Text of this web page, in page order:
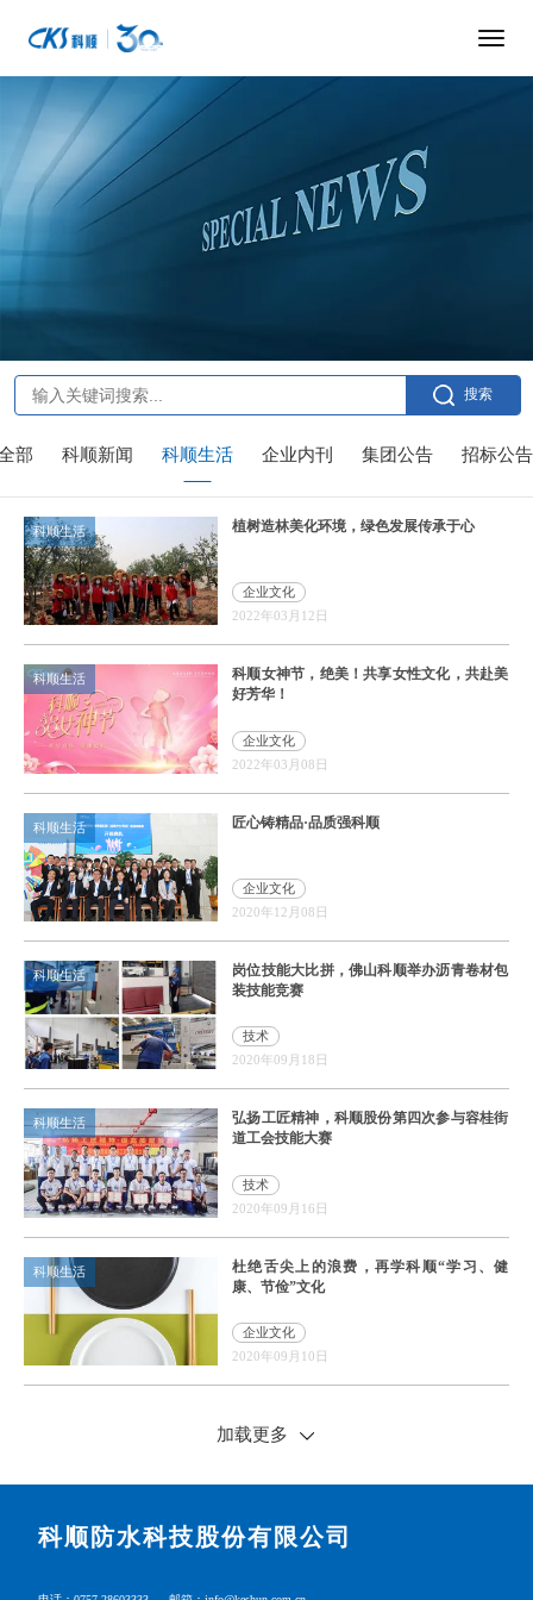
搜索
部 科顺新闻 科顺生活 企业内刊 集团公告 招标公告
科顺生活 植树造林美化环境，绿色发展传承于心
企业文化
2022年03月12日
科顺生活
科顺女神节，绝美！共享女性文化，共赴美
好芳华！
企业文化
2022年03月08日
科顺生活 匠心铸精品·品质强科顺
企业文化
2020年12月08日
科顺生活
岗位技能大比拼，佛山科顺举办沥青卷材包
装技能竞赛
技术
2020年09月18日
科顺生活
弘扬工匠精神，科顺股份第四次参与容桂街
道工会技能大赛
技术
2020年09月16日
科顺生活
杜绝舌尖上的浪费，再学科顺“学习、健
康、节俭”文化
企业文化
2020年09月10日
加载更多
科顺防水科技股份有限公司